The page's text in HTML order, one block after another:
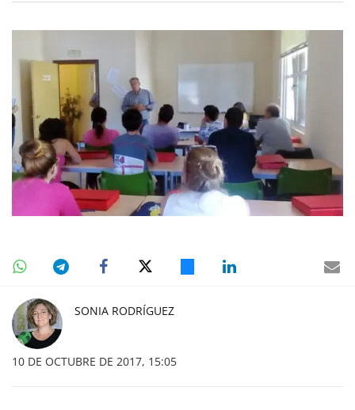
SONIA RODRÍGUEZ
10 DE OCTUBRE DE 2017, 15:05